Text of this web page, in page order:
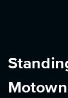
Motown